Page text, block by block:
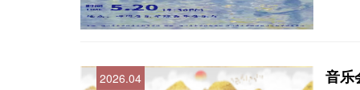
2026.04 音乐